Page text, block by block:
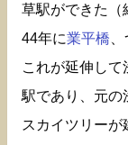
草駅ができた（
44年に業平橋
これが延伸し
駅であり、元の
スカイツリー